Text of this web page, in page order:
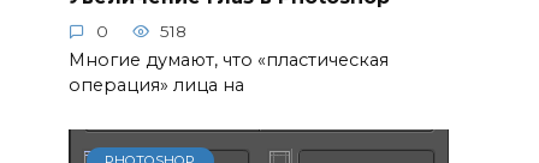
0 518
Многие думают, что «пластическая
операция» лица на